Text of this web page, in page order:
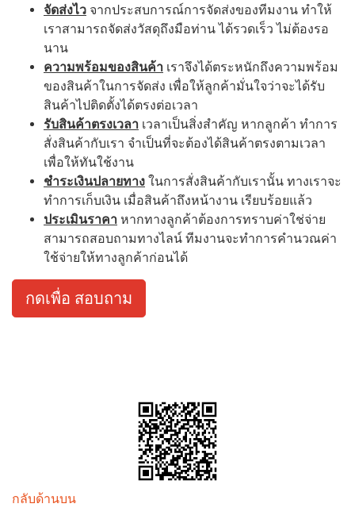
จัดส่งไว จากประสบการณ์การจัดส่งของทีมงาน ทำให้
เราสามารถจัดส่งวัสดุถึงมือท่าน ได้รวดเร็ว ไม่ต้องรอ
นาน
ความพร้อมของสินค้า เราจึงได้ตระหนักถึงความพร้อม
ของสินค้าในการจัดส่ง เพื่อให้ลูกค้ามั่นใจว่าจะได้รับ
สินค้าไปติดตั้งได้ตรงต่อเวลา
รับสินค้าตรงเวลา เวลาเป็นสิ่งสำคัญ หากลูกค้า ทำการ
สั่งสินค้ากับเรา จำเป็นที่จะต้องได้สินค้าตรงตามเวลา
เพื่อให้ทันใช้งาน
ชำระเงินปลายทาง ในการสั่งสินค้ากับเรานั้น ทางเราจะ
ทำการเก็บเงิน เมื่อสินค้าถึงหน้างาน เรียบร้อยแล้ว
ประเมินราคา หากทางลูกค้าต้องการทราบค่าใช่จ่าย
สามารถสอบถามทางไลน์ ทีมงานจะทำการคำนวณค่า
ใช้จ่ายให้ทางลูกค้าก่อนได้
กดเพื่อ สอบถาม
กลับด้านบน